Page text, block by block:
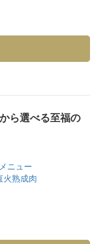
ら選べる至福の